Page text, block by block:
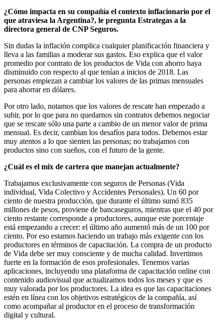
¿Cómo impacta en su compañía el contexto inflacionario por el
que atraviesa la Argentina?, le pregunta Estrategas a la
directora general de CNP Seguros.
Sin dudas la inflación complica cualquier planificación financiera y
lleva a las familias a moderar sus gastos. Eso explica que el valor
promedio por contrato de los productos de Vida con ahorro haya
disminuido con respecto al que tenían a inicios de 2018. Las
personas empiezan a cambiar los valores de las primas mensuales
para ahorrar en dólares.
Por otro lado, notamos que los valores de rescate han empezado a
subir, por lo que para no quedarnos sin contratos debemos negociar
que se rescate sólo una parte a cambio de un menor valor de prima
mensual. Es decir, cambian los desafíos para todos. Debemos estar
muy atentos a lo que sienten las personas; no trabajamos con
productos sino con sueños, con el futuro de la gente.
¿Cuál es el mix de cartera que manejan actualmente?
Trabajamos exclusivamente con seguros de Personas (Vida
individual, Vida Colectivo y Accidentes Personales). Un 60 por
ciento de nuestra producción, que durante el último sumó 835
millones de pesos, proviene de bancaseguros, mientras que el 40 por
ciento restante corresponde a productores, aunque este porcentaje
está empezando a crecer: el último año aumentó más de un 100 por
ciento. Por eso estamos haciendo un trabajo más exigente con los
productores en términos de capacitación. La compra de un producto
de Vida debe ser muy consciente y de mucha calidad. Invertimos
fuerte en la formación de esos profesionales. Tenemos varias
aplicaciones, incluyendo una plataforma de capacitación online con
contenido audiovisual que actualizamos todos los meses y que es
muy valorada por los productores. La idea es que las capacitaciones
estén en línea con los objetivos estratégicos de la compañía, así
como acompañar al productor en el proceso de transformación
digital y cultural.